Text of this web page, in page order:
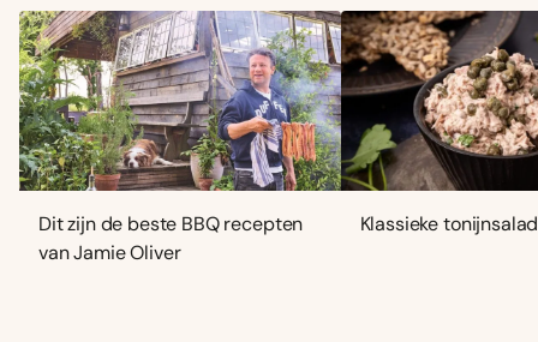
Dit zijn de beste BBQ recepten
van Jamie Oliver
Klassieke